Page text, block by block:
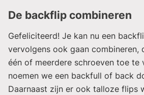
De backflip combineren
Gefeliciteerd! Je kan nu een
vervolgens ook gaan combineren,
één of meerdere schroeven toe te
noemen we een backfull of back
Daarnaast zijn er ook talloze flips